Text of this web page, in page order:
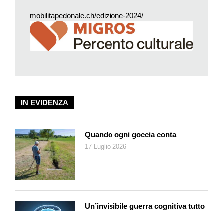
IN EVIDENZA
Quando ogni goccia conta
17 Luglio 2026
Un’invisibile guerra cognitiva tutto
mobilitapedonale.ch/edizione-2024/